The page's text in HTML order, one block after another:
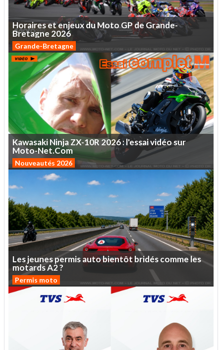
HorairesetenjeuxduMotoGPdeGrande-
Bretagne 2026
Grande-Bretagne
KawasakiNinjaZX-10R 2026:l'essaividéosur
Moto-Net.Com
Nouveautés 2026
Lesjeunespermisautobientôt bridéscommeles
motardsA2?
Permis moto